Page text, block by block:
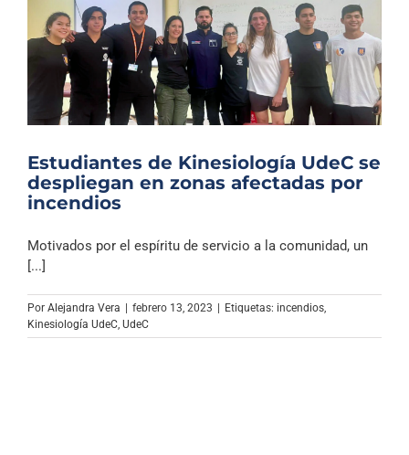
Estudiantes de Kinesiología UdeC se
despliegan en zonas afectadas por
incendios
Motivados por el espíritu de servicio a la comunidad, un
[...]
Por Alejandra Vera febrero 13, 2023 Etiquetas: incendios,
Kinesiología UdeC, UdeC